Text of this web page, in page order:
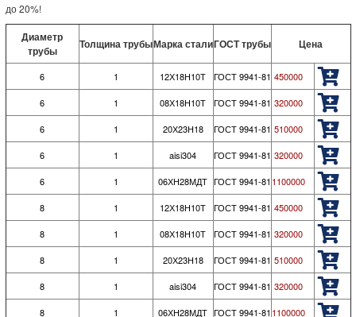
до 20%!
Диаметр
трубы
Толщина трубыМарка сталиГОСТ трубы Цена
6 1 12Х18Н10Т ГОСТ 9941-81 450000
6 1 08Х18Н10Т ГОСТ 9941-81 320000
6 1 20Х23Н18 ГОСТ 9941-81 510000
6 1 aisi304 ГОСТ 9941-81 320000
6 1 06ХН28МДТ ГОСТ 9941-81 1100000
8 1 12Х18Н10Т ГОСТ 9941-81 450000
8 1 08Х18Н10Т ГОСТ 9941-81 320000
8 1 20Х23Н18 ГОСТ 9941-81 510000
8 1 aisi304 ГОСТ 9941-81 320000
8 1 06ХН28МДТ ГОСТ 9941-81 1100000